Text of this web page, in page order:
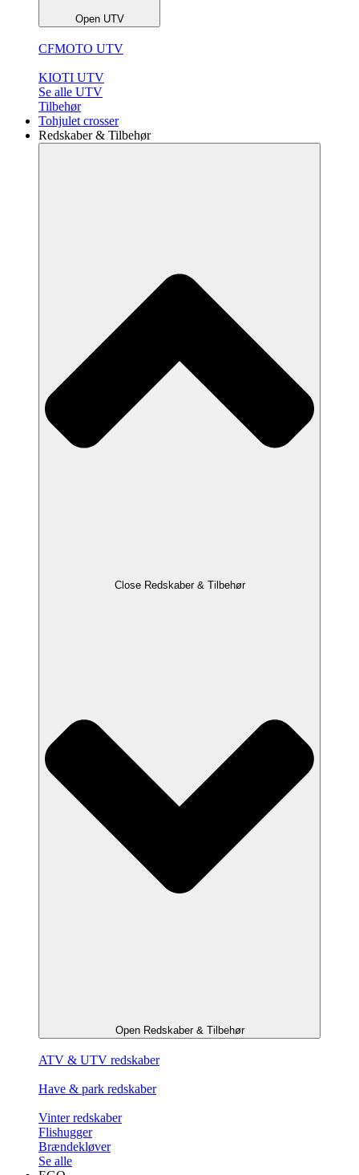
Open UTV
CFMOTO UTV
KIOTI UTV
Se alle UTV
Tilbehør
Tohjulet crosser
Redskaber & Tilbehør
Close Redskaber & Tilbehør
Open Redskaber & Tilbehør
ATV & UTV redskaber
Have & park redskaber
Vinter redskaber
Flishugger
Brændekløver
Se alle